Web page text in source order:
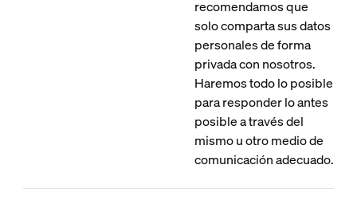
recomendamos que
solo comparta sus datos
personales de forma
privada con nosotros.
Haremos todo lo posible
para responder lo antes
posible a través del
mismo u otro medio de
comunicación adecuado.